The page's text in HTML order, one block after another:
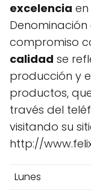
excelencia
compromiso
calidad se
producción y
productos,
través del
visitando su
http://
Lunes